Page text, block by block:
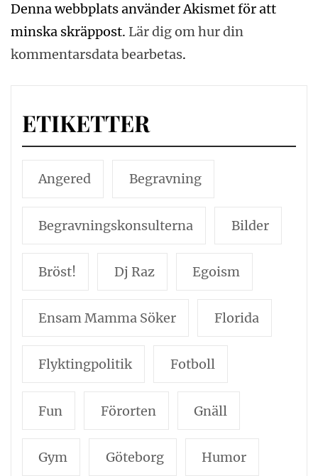
Denna webbplats använder Akismet för att
minska skräppost. Lär dig om hur din
kommentarsdata bearbetas.
ETIKETTER
Angered Begravning
Begravningskonsulterna Bilder
Bröst! Dj Raz Egoism
Ensam Mamma Söker Florida
Flyktingpolitik Fotboll
Fun Förorten Gnäll
Gym Göteborg Humor